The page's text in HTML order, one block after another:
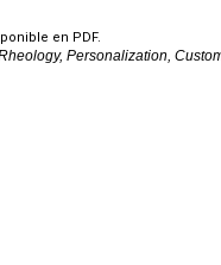
en PDF.
Personalization,